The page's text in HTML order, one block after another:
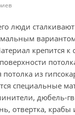
люди
крепится
из
специальные
дюбель-
отвертка, крабы